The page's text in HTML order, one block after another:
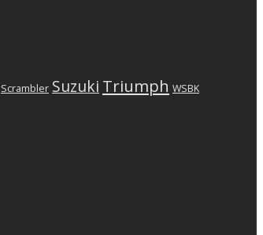
Scrambler Suzuki Triumph WSBK